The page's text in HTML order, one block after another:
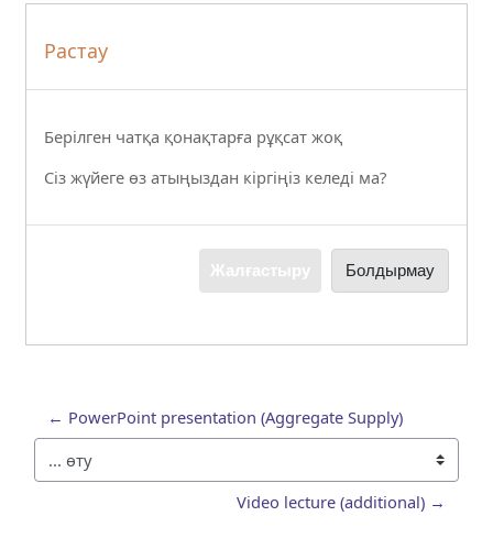
Растау
Берілген чатқа қонақтарға рұқсат жоқ
Сіз жүйеге өз атыңыздан кіргіңіз келеді ма?
Жалғастыру Болдырмау
← PowerPoint presentation (Aggregate Supply)
... өту
Video lecture (additional) →